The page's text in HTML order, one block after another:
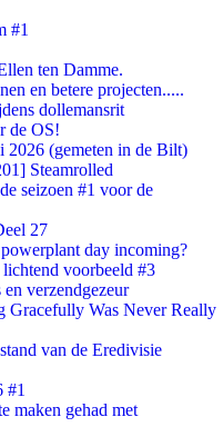
#1
ten Damme.
en betere projecten.....
dollemansrit
de OS!
2026 (gemeten in de Bilt)
Steamrolled
seizoen #1 voor de
27
day incoming?
voorbeeld #3
verzendgezeur
Was Never Really
van de Eredivisie
#1
maken gehad met